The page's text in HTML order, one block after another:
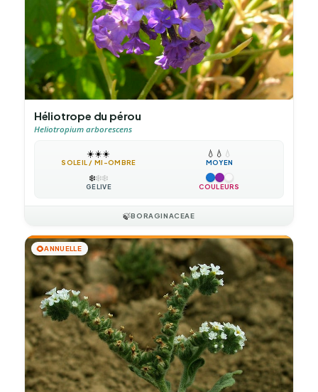
Héliotrope du pérou
Heliotropium arborescens
☀️☀️☀️
SOLEIL / MI-OMBRE
💧 💧 💧
MOYEN
❄️❄️❄️
GÉLIVE COULEURS
🍃BORAGINACEAE
🌻ANNUELLE